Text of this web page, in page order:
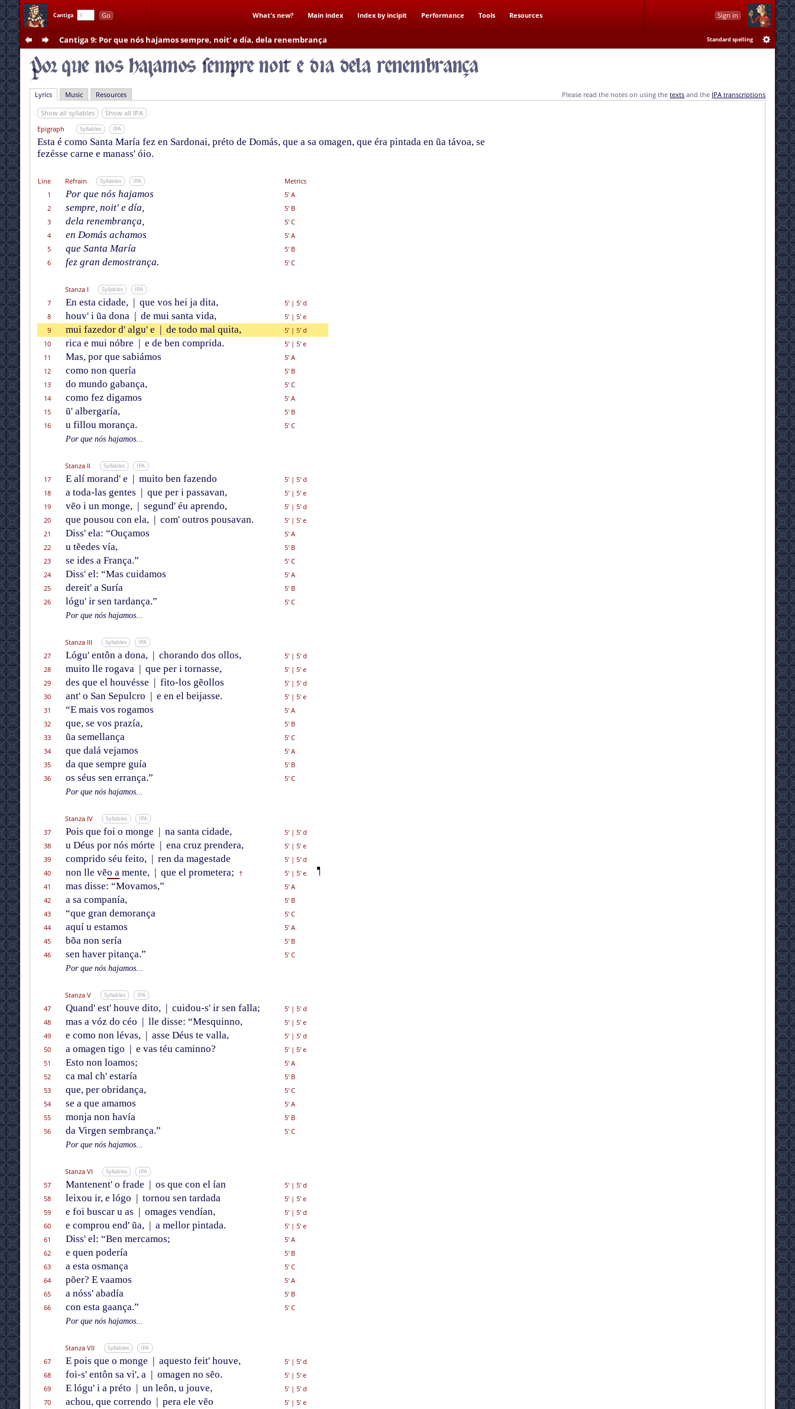
Cantiga Go What's new? Main index Index by incipit Performance Tools Resources Sign in
Cantiga 9: Por que nós hajamos sempre, noit' e día, dela renembrança Standard spelling
Lyrics Music Resources Please read the notes on using thetexts and the IPA transcriptions
Show all syllables
Show all IPA
Epigraph
Syllables IPA
Esta é como Santa María fez en Sardonai, préto de Domás, que a sa omagen, que éra pintada en ũa távoa, se
fezésse carne e manass' óio.
Line Refrain Syllables IPA
Metrics
1
Por que nós hajamos
5' A
2
sempre, noit' e día,
5' B
3
dela renembrança,
5' C
4
en Domás achamos
5' A
5
que Santa María
5' B
6
fez gran demostrança. 5' C
Stanza I Syllables IPA
7 En esta cidade, | que vos hei ja dita, 5'| 5' d
8
houv' i ũa dona | de mui santa vida, 5'| 5' e
9
mui fazedor d' algu' e | de todo mal quita, 5'| 5' d
10
rica e mui nóbre | e de ben comprida. 5'| 5' e
11
Mas, por que sabiámos
5' A
12
como non quería
5' B
13
do mundo gabança,
5' C
14
como fez digamos
5' A
15
ũ' albergaría,
5' B
16
u fillou morança.
5' C
Por que nós hajamos...
Stanza II Syllables IPA
17 E alí morand' e | muito ben fazendo 5'| 5' d
18
a toda-las gentes | que per i passavan, 5'| 5' e
19
vẽo i un monge, | segund' éu aprendo, 5'| 5' d
20
que pousou con ela, | com' outros pousavan. 5'| 5' e
21
Diss' ela: “Ouçamos
5' A
22
u tẽedes vía,
5' B
23
se ides a França.”
5' C
24
Diss' el: “Mas cuidamos
5' A
25
dereit' a Suría
5' B
26
lógu' ir sen tardança.”
5' C
Por que nós hajamos...
Stanza III Syllables IPA
27 Lógu' entôn a dona, | chorando dos ollos, 5'| 5' d
28
muito lle rogava | que per i tornasse, 5'| 5' e
29
des que el houvésse | fito-los gẽollos 5'| 5' d
30
ant' o San Sepulcro | e en el beijasse. 5'| 5' e
31
“E mais vos rogamos
5' A
32
que, se vos prazía,
5' B
33
ũa semellança
5' C
34
que dalá vejamos
5' A
35
da que sempre guía
5' B
36
os séus sen errança.”
5' C
Por que nós hajamos...
Stanza IV Syllables IPA
37 Pois que foi o monge | na santa cidade, 5'| 5' d
38
u Déus por nós mórte | ena cruz prendera, 5'| 5' e
39
comprido séu feito, | ren da magestade 5'| 5' d
40
non lle vẽo amente, | que el prometera; † 5'| 5' e
41
mas disse: “Movamos,”
5' A
42
a sa companía,
5' B
43
“que gran demorança
5' C
44
aquí u estamos
5' A
45
bõa non sería
5' B
46
sen haver pitança.”
5' C
Por que nós hajamos...
Stanza V Syllables IPA
47 Quand' est' houve dito, | cuidou-s' ir sen falla; 5'| 5' d
48
mas a vóz do céo | lle disse: “Mesquinno, 5'| 5' e
49
e como non lévas, | asse Déus te valla, 5'| 5' d
50
a omagen tigo | e vas téu caminno? 5'| 5' e
51
Esto non loamos;
5' A
52
ca mal ch' estaría
5' B
53
que, per obridança,
5' C
54
se a que amamos
5' A
55
monja non havía
5' B
56
da Virgen sembrança.”
5' C
Por que nós hajamos...
Stanza VI Syllables IPA
57 Mantenent' o frade | os que con el ían 5'| 5' d
58
leixou ir, e lógo | tornou sen tardada 5'| 5' e
59
e foi buscar u as | omages vendían, 5'| 5' d
60
e comprou end' ũa, | a mellor pintada. 5'| 5' e
61
Diss' el: “Ben mercamos;
5' A
62
e quen podería
5' B
63
a esta osmança
5' C
64
põer? E vaamos
5' A
65
a nóss' abadía
5' B
66
con esta gaança.”
5' C
Por que nós hajamos...
Stanza VII Syllables IPA
67 E pois que o monge | aquesto feit' houve, 5'| 5' d
68
foi-s' entôn sa vi', a | omagen no sẽo. 5'| 5' e
69
E lógu' i a préto | un leôn, u jouve, 5'| 5' d
70
achou, que correndo | pera ele vẽo 5'| 5' e